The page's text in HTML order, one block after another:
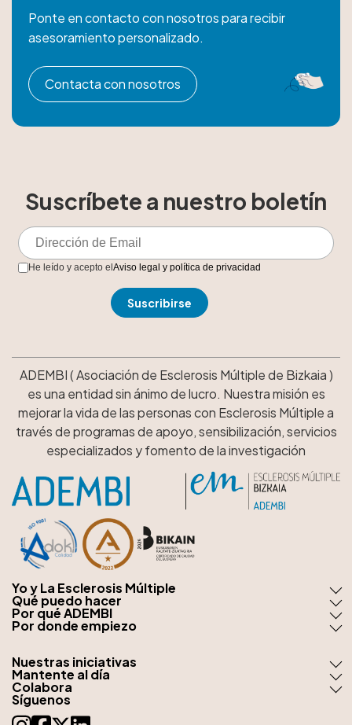
Ponte en contacto con nosotros para recibir
asesoramiento personalizado.
Contacta con nosotros
Suscríbete a nuestro boletín
He leído y acepto elAviso legal y política de privacidad
ADEMBI ( Asociación de Esclerosis Múltiple de Bizkaia )
es una entidad sin ánimo de lucro. Nuestra misión es
mejorar la vida de las personas con Esclerosis Múltiple a
través de programas de apoyo, sensibilización, servicios
especializados y fomento de la investigación
Yo y La Esclerosis Múltiple
Qué puedo hacer
Por qué ADEMBI
Por donde empiezo
Nuestras iniciativas
Mantente al día
Colabora
Síguenos